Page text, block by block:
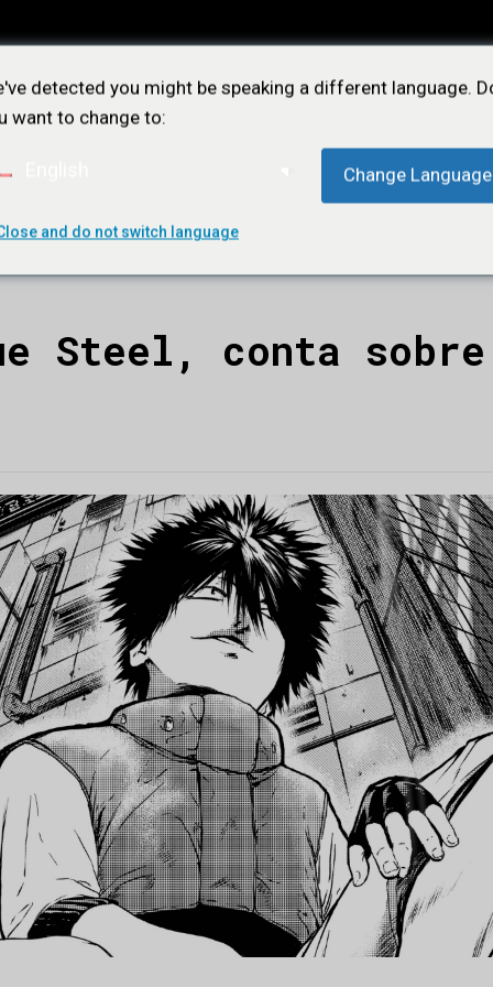
NOTÍCIAS LOJA
Steel, conta
detected you might be speaking a different language.
want to change to:
Change Language
and do not switch language